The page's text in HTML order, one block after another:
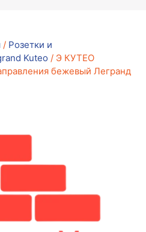
/ Розетки и
Kuteo / Э КУТЕО
бежевый Легранд